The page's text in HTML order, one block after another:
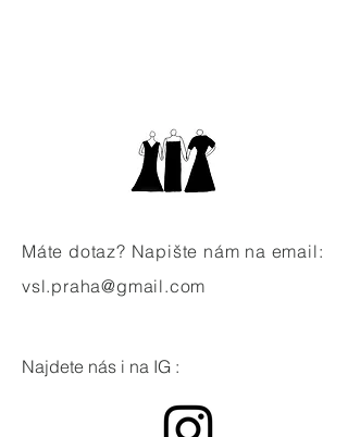
Máte dotaz? Napište nám na email:
vsl.praha@gmail.com
Najdete nás i na IG :